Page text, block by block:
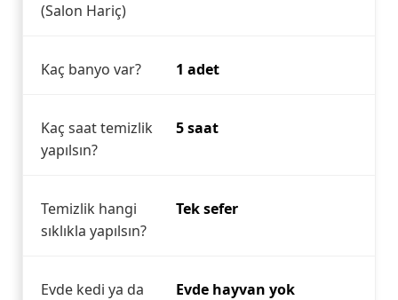
(Salon Hariç)
Kaç banyo var? 1 adet
Kaç saat temizlik
yapılsın?
5 saat
Temizlik hangi
sıklıkla yapılsın?
Tek sefer
Evde kedi ya da
Evde hayvan yok